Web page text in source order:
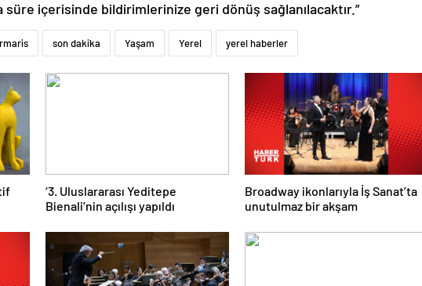
süre içerisinde bildirimlerinize geri dönüş sağlanılacaktır.”
son dakika Yaşam Yerel yerel haberler
‘3. Uluslararası Yeditepe
Bienali’nin açılışı yapıldı
Broadway ikonlarıyla İş Sanat’ta
unutulmaz bir akşam